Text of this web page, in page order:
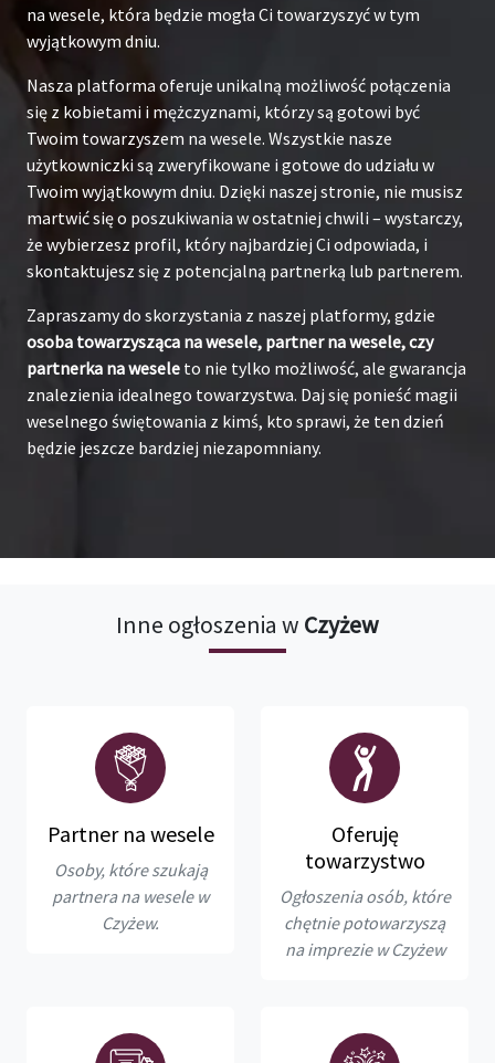
na wesele, która będzie mogła Ci towarzyszyć w tym
wyjątkowym dniu.
Nasza platforma oferuje unikalną możliwość połączenia
się z kobietami i mężczyznami, którzy są gotowi być
Twoim towarzyszem na wesele. Wszystkie nasze
użytkowniczki są zweryfikowane i gotowe do udziału w
Twoim wyjątkowym dniu. Dzięki naszej stronie, nie musisz
martwić się o poszukiwania w ostatniej chwili – wystarczy,
że wybierzesz profil, który najbardziej Ci odpowiada, i
skontaktujesz się z potencjalną partnerką lub partnerem.
Zapraszamy do skorzystania z naszej platformy, gdzie
osoba towarzysząca na wesele, partner na wesele, czy
partnerka na wesele to nie tylko możliwość, ale gwarancja
znalezienia idealnego towarzystwa. Daj się ponieść magii
weselnego świętowania z kimś, kto sprawi, że ten dzień
będzie jeszcze bardziej niezapomniany.
Inne ogłoszenia w Czyżew
Partner na wesele
Osoby, które szukają
partnera na wesele w
Czyżew.
Oferuję
towarzystwo
Ogłoszenia osób, które
chętnie potowarzyszą
na imprezie w Czyżew